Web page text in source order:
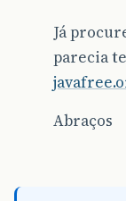
Já
parecia
Abraços